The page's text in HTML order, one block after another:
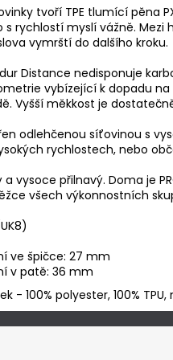
tvoří TPE tlumící pěna
s rychlostí myslí vážně.
vymrští do dalšího kroku.
Distance nedisponuje
vybízející k dopadu
Vyšší měkkost je
odlehčenou síťovinou s
rychlostech, nebo
a vysoce přilnavý. Doma je
všech výkonnostních
ve špičce: 27 mm
v patě: 36 mm
- 100% polyester, 100%